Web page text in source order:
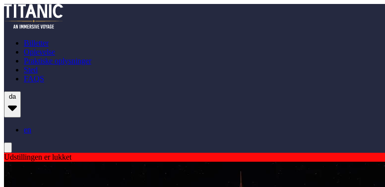
Billetter
Oplevelse
Praktiske oplysninger
Sted
FAQS
da
en
Udstillingen er lukket